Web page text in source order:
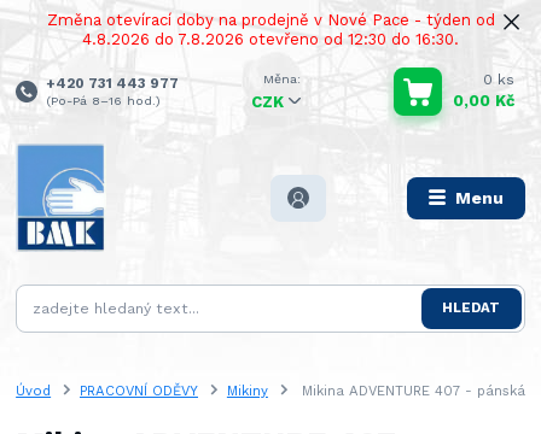
Změna otevírací doby na prodejně v Nové Pace - týden od
4.8.2026 do 7.8.2026 otevřeno od 12:30 do 16:30.
Menu
CZK
HLEDAT
+420 731 443 977
(Po-Pá 8–16 hod.)
0 ks
0,00 Kč
Úvod PRACOVNÍ ODĚVY Mikiny Mikina ADVENTURE 407 - pánská